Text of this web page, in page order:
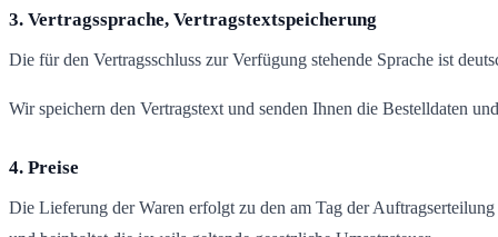
3. Vertragssprache, Vertragstextspeicherung
Die für den Vertragsschluss zur Verfügung stehende Sprache ist
Wir speichern den Vertragstext und senden Ihnen die Bestelldaten
4. Preise
Die Lieferung der Waren erfolgt zu den am Tag der